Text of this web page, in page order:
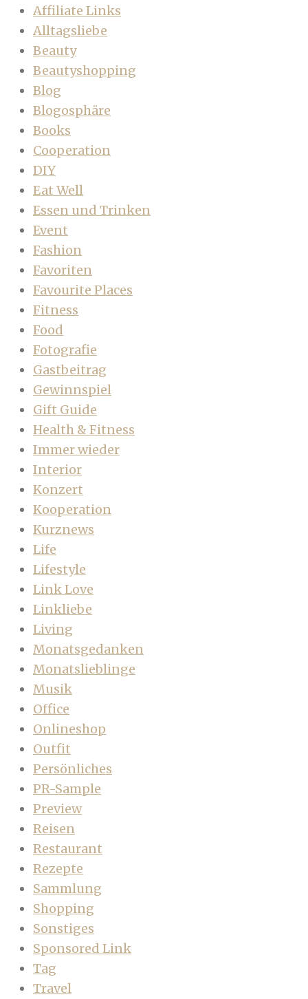
Affiliate Links
Alltagsliebe
Beauty
Beautyshopping
Blog
Blogosphäre
Books
Cooperation
DIY
Eat Well
Essen und Trinken
Event
Fashion
Favoriten
Favourite Places
Fitness
Food
Fotografie
Gastbeitrag
Gewinnspiel
Gift Guide
Health & Fitness
Immer wieder
Interior
Konzert
Kooperation
Kurznews
Life
Lifestyle
Link Love
Linkliebe
Living
Monatsgedanken
Monatslieblinge
Musik
Office
Onlineshop
Outfit
Persönliches
PR-Sample
Preview
Reisen
Restaurant
Rezepte
Sammlung
Shopping
Sonstiges
Sponsored Link
Tag
Travel